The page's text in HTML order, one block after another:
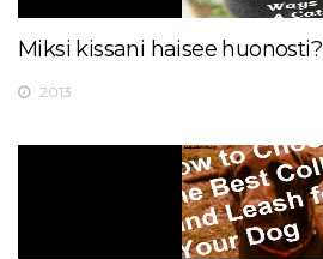
Miksi kissani haisee huonosti?
2013